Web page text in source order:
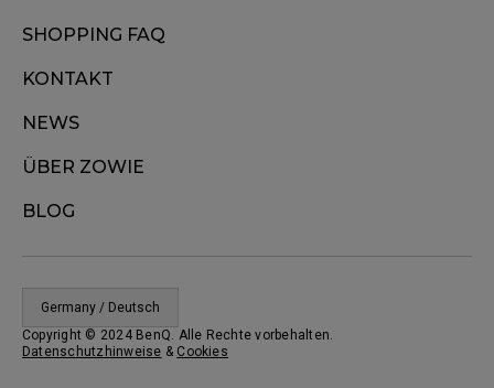
SHOPPING FAQ
KONTAKT
NEWS
ÜBER ZOWIE
BLOG
Germany / Deutsch
Copyright © 2024 BenQ. Alle Rechte vorbehalten.
Datenschutzhinweise & Cookies